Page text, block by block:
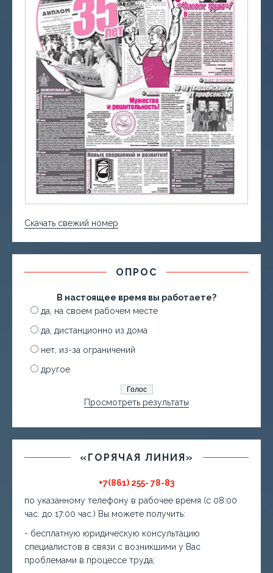
Скачать свежий номер
ОПРОС
В настоящее время вы работаете?
да, на своем рабочем месте
да, дистанционно из дома
нет, из-за ограничений
другое
Просмотреть результаты
«ГОРЯЧАЯ ЛИНИЯ»
+7(861) 255- 78-83
по указанному телефону в рабочее время (с 08:00
час. до 17:00 час.) Вы можете получить:
- бесплатную юридическую консультацию
специалистов в связи с возникшими у Вас
проблемами в процессе труда;